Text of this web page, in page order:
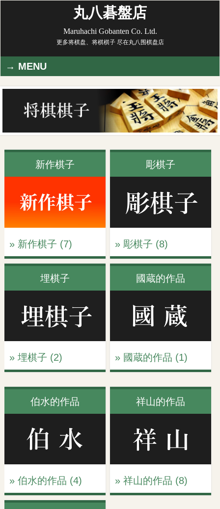
丸八碁盤店
Maruhachi Gobanten Co. Ltd.
更多将棋盘、将棋棋子 尽在丸八围棋盘店
MENU
新作棋子
» 新作棋子 (7)
彫棋子
» 彫棋子 (8)
埋棋子
» 埋棋子 (2)
國蔵的作品
» 國蔵的作品 (1)
伯水的作品
» 伯水的作品 (4)
祥山的作品
» 祥山的作品 (8)